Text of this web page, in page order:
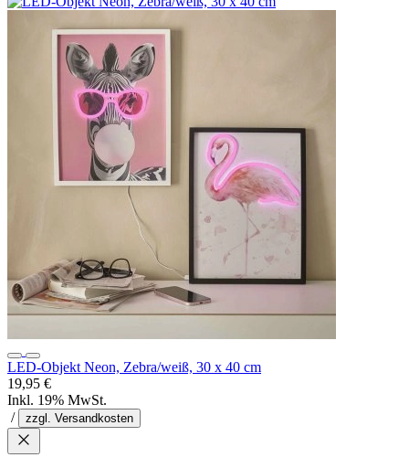
LED-Objekt Neon, Zebra/weiß, 30 x 40 cm
19,95 €
Inkl. 19% MwSt.
/
zzgl. Versandkosten